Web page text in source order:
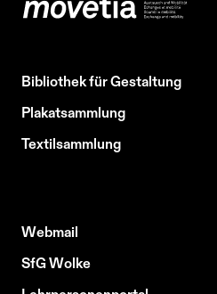
Bibliothek für Gestaltung
Plakatsammlung
Textilsammlung
Webmail
SfG Wolke